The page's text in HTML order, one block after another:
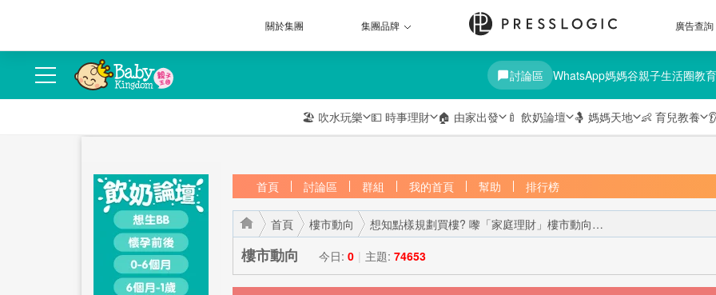
關於集團 集團品牌 廣告查詢
討論區 WhatsApp媽媽谷親子生活圈教
🏖️ 吹水玩樂 💵 時事理財 🏠 由家出發 🍼 飲奶論壇 🤱 媽媽天地 👶 育兒教養 👂
首頁 討論區 群組 我的首頁 幫助 排行榜
首頁 樓市動向 想知點樣規劃買樓? 嚟「家庭理財」樓市動向睇專家意見 ...
樓市動向 今日: 0 | 主題: 74653